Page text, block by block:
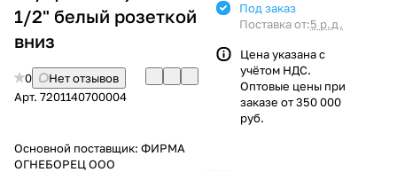
1/2" белый розеткой
вниз
0
Нет отзывов
Арт. 7201140700004
Основной поставщик: ФИРМА
ОГНЕБОРЕЦ ООО
Под заказ
Поставка от:5 р.д.
Цена указана с
учётом НДС.
Оптовые цены при
заказе от 350 000
руб.